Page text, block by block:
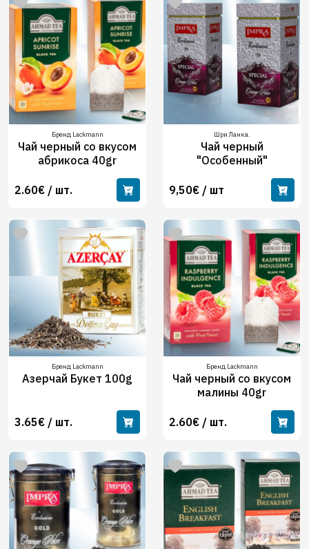
Бренд Lackmann
Чай черный со вкусом
абрикоса 40gr
2.60€ / шт.
Шри Ланка.
Чай черный
"Особенный"
9,50€ / шт
Бренд Lackmann
Азерчай Букет 100g
3.65€ / шт.
Бренд Lackmann
Чай черный со вкусом
малины 40gr
2.60€ / шт.